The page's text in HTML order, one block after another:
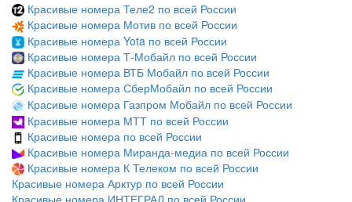
Красивые номера Теле2 по всей России
Красивые номера Мотив по всей России
Красивые номера Yota по всей России
Красивые номера Т-Мобайл по всей России
Красивые номера ВТБ Мобайл по всей России
Красивые номера СберМобайл по всей России
Красивые номера Газпром Мобайл по всей России
Красивые номера МТТ по всей России
Красивые номера по всей России
Красивые номера Миранда-медиа по всей России
Красивые номера К Телеком по всей России
Красивые номера Арктур по всей России